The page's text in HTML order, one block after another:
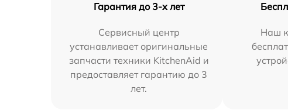
Гарантия до 3-х лет
Сервисный центр
устанавливает оригинальные
запчасти техники KitchenAid и
предоставляет гарантию до 3
лет.
Наш